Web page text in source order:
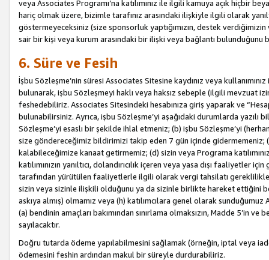
veya Associates Programı’na katılımınız ile ilgili kamuya açık hiçbir
hariç olmak üzere, bizimle tarafınız arasındaki ilişkiyle ilgili olarak
göstermeyeceksiniz (size sponsorluk yaptığımızın, destek
sair bir kişi veya kurum arasındaki bir ilişki veya bağlantı bulunduğunu
6. Süre ve Fesih
İşbu Sözleşme’nin süresi Associates Sitesine kaydınız veya
bulunarak, işbu Sözleşmeyi haklı veya haksız sebeple (ilgili mevzuat
feshedebiliriz. Associates Sitesindeki hesabınıza giriş yaparak ve
bulunabilirsiniz. Ayrıca, işbu Sözleşme’yi aşağıdaki durumlarda yazılı
Sözleşme’yi esaslı bir şekilde ihlal etmeniz; (b) işbu Sözleşme’yi
size göndereceğimiz bildirimizi takip eden 7 gün içinde gidermemeniz;
kalabileceğimize kanaat getirmemiz; (d) sizin veya Programa
katılımınızın yanıltıcı, dolandırıcılık içeren veya yasa dışı
tarafından yürütülen faaliyetlerle ilgili olarak vergi tahsilatı
sizin veya sizinle ilişkili olduğunu ya da sizinle birlikte hareket ettiğini
askıya almış) olmamız veya (h) katılımcılara genel olarak
(a) bendinin amaçları bakımından sınırlama olmaksızın, Madde 5’in
sayılacaktır.
Doğru tutarda ödeme yapılabilmesini sağlamak (örneğin, iptal veya
ödemesini feshin ardından makul bir süreyle durdurabiliriz.